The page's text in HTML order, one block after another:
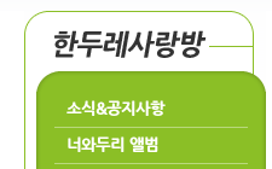
소식&공지사항
너와두리 앨범